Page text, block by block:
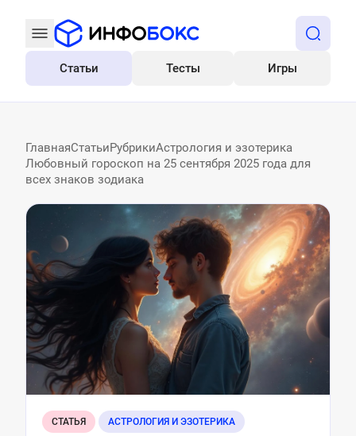
Все
Статьи Тесты Игры
ГлавнаяСтатьиРубрикиАстрология и эзотерика
Любовный гороскоп на 25 сентября 2025 года для
всех знаков зодиака
СТАТЬЯ АСТРОЛОГИЯ И ЭЗОТЕРИКА